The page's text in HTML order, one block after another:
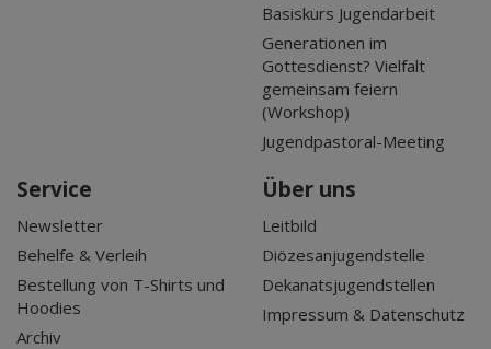
Basiskurs Jugendarbeit
Generationen im
Gottesdienst? Vielfalt
gemeinsam feiern
(Workshop)
Jugendpastoral-Meeting
Service
Newsletter
Behelfe & Verleih
Bestellung von T-Shirts und
Hoodies
Archiv
Über uns
Leitbild
Diözesanjugendstelle
Dekanatsjugendstellen
Impressum & Datenschutz